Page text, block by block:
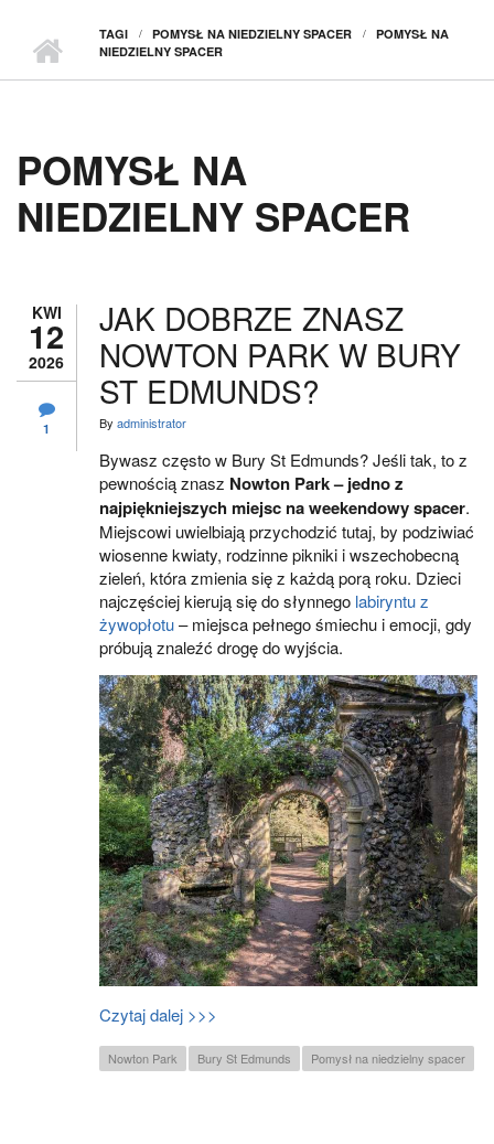
TAGI POMYSŁ NA NIEDZIELNY SPACER
POMYSŁ NA
NIEDZIELNY SPACER
POMYSŁ NA
NIEDZIELNY SPACER
KWI
12
2026
1
JAK DOBRZE ZNASZ
NOWTON PARK W BURY
ST EDMUNDS?
By administrator
Bywasz często w Bury St Edmunds? Jeśli tak, to z
pewnością znasz Nowton Park – jedno z
najpiękniejszych miejsc na weekendowy spacer.
Miejscowi uwielbiają przychodzić tutaj, by podziwiać
wiosenne kwiaty, rodzinne pikniki i wszechobecną
zieleń, która zmienia się z każdą porą roku. Dzieci
najczęściej kierują się do słynnego labiryntu z
żywopłotu– miejsca pełnego śmiechu i emocji, gdy
próbują znaleźć drogę do wyjścia.
Czytaj dalej >>>
Nowton Park Bury St Edmunds Pomysł na niedzielny spacer